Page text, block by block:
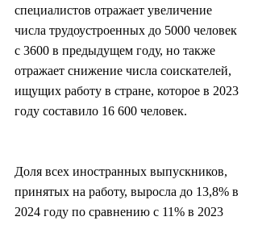
специалистов отражает увеличение
числа трудоустроенных до 5000 человек
с 3600 в предыдущем году, но также
отражает снижение числа соискателей,
ищущих работу в стране, которое в 2023
году составило 16 600 человек.
Доля всех иностранных выпускников,
принятых на работу, выросла до 13,8% в
2024 году по сравнению с 11% в 2023